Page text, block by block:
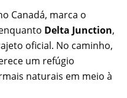
Canadá, marca o
Delta Junction,
oficial. No caminho,
um refúgio
naturais em meio à